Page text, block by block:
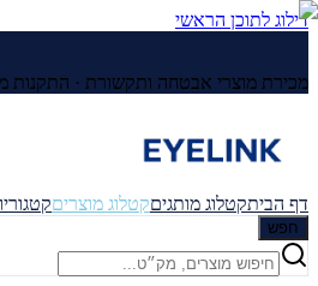
דילוג לתוכן הראשי
מכירת מוצרי אבטחה ותקשורת · התקנות
דף הביתקטלוג מותגיםקטלוג מוצרים
חפש